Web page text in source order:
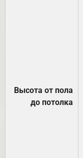
Высота от пола
до потолка